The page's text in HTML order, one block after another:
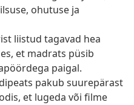
ohutuse ja
liistud tagavad hea
et madrats püsib
paigal.
pakub suurepärast
et lugeda või filme